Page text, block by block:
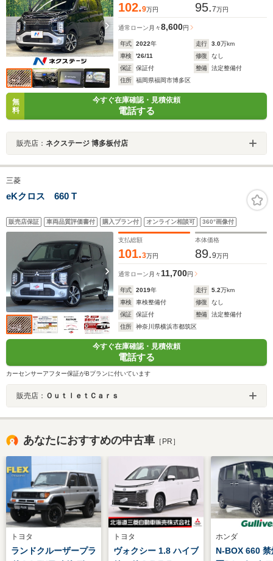
102.9万円 95.7万円
通常ローン 月々8,600円
年式 2022年 走行 3.0万km
車検
'26/11 修復
なし
保証
保証付 整備
法定整備付
住所
福岡県福岡市博多区
無
料
今すぐ在庫確認・見積依頼
電話する
販売店： ネクステージ 博多板付店
三菱
eKクロス 660 T
販売店保証 車両品質評価書付 購入プラン付 オンライン相談可 360°画像付
支払総額
101.3万円
本体価格
89.9万円
通常ローン 月々 11,700円
年式 2019年 走行 5.2万km
車検
車検整備付 修復
なし
保証
保証付 整備
法定整備付
住所
神奈川県横浜市都筑区
今すぐ在庫確認・見積依頼
電話する
カーセンサーアフター保証がBプランに付いています
販売店： ＯｕｔｌｅｔＣａｒｓ
あなたにおすすめの中古車 ［PR］
トヨタ
ランドクルーザープラ
トヨタ
ヴォクシー 1.8 ハイブ
ホンダ
N-BOX 660